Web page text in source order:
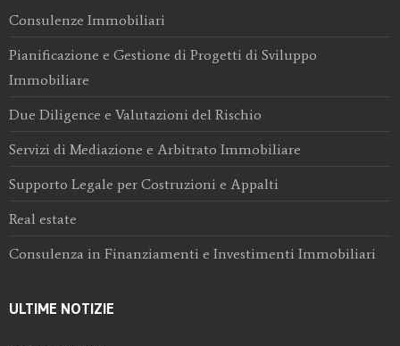
Consulenze Immobiliari
Pianificazione e Gestione di Progetti di Sviluppo
Immobiliare
Due Diligence e Valutazioni del Rischio
Servizi di Mediazione e Arbitrato Immobiliare
Supporto Legale per Costruzioni e Appalti
Real estate
Consulenza in Finanziamenti e Investimenti Immobiliari
ULTIME NOTIZIE